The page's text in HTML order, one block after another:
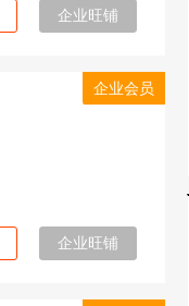
企业旺铺
企业会员
企业旺铺